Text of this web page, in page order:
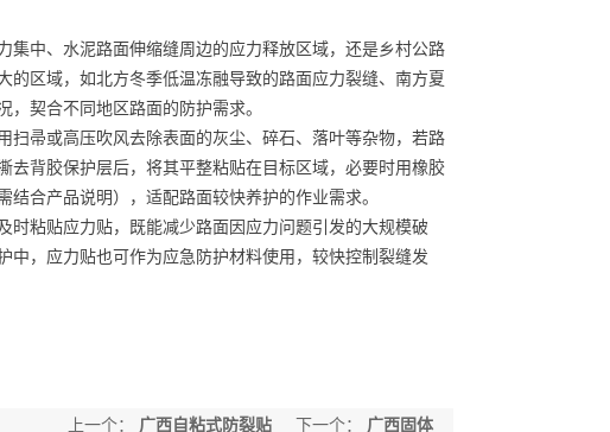
中、水泥路面伸缩缝周边的应力释放区域，还是乡村公路
区域，如北方冬季低温冻融导致的路面应力裂缝、南方夏
契合不同地区路面的防护需求。
帚或高压吹风去除表面的灰尘、碎石、落叶等杂物，若路
去背胶保护层后，将其平整粘贴在目标区域，必要时用橡胶
合产品说明），适配路面较快养护的作业需求。
粘贴应力贴，既能减少路面因应力问题引发的大规模破
，应力贴也可作为应急防护材料使用，较快控制裂缝发
上一个： 广西自粘式防裂贴 下一个：
广西固体